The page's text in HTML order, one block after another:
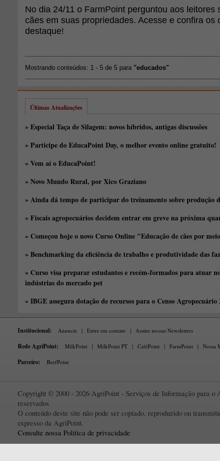
No dia 24/11 o FarmPoint perguntou aos leitores
cães em suas propriedades. Acesse e confira os
destaque!
Mostrando conteúdos: 1 - 5 de 5 para "educados"
Últimas Atualizações
» Especial Taça de Silagem: novos híbridos, antigas discussões
» Participe do EducaPoint Day, o melhor evento online gratuito!
» Vem aí o EducaPoint!
» Novo Mundo Rural, por Xico Graziano
» Ainda dá tempo de participar do treinamento sobre produção
» Fiscais agropecuários decidem entrar em greve na próxima
» Começou hoje o novo Curso Online "Educação de cães por
» Benchmarking da eficiência de trabalho e produtividade das
» Curso visa preparar estudantes e recém-formados para atuar
indústrias do mercado pet
» IBGE assegura dotação de recursos para o Censo Agropecuário
Institucional: Anuncie | Entre em contato | Assine nossas Newsletters
Rede AgriPoint: MilkPoint | MilkPoint PT | CaféPoint | FarmPoint | Nossa
Parceiro: BeefPoint
Copyright © 2000 - 2026 AgriPoint - Serviços de Informação para o
reservados
O conteúdo deste site não pode ser copiado, reproduzido ou
expresso da AgriPoint.
Consulte nossa Política de privacidade